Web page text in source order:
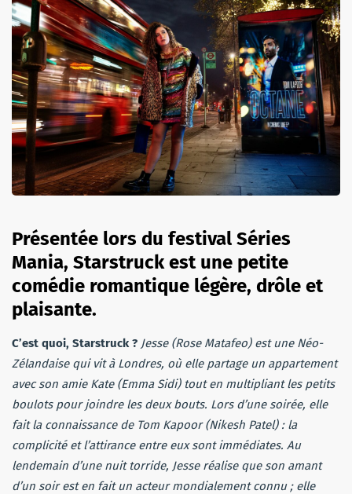
Présentée lors du festival Séries
Mania, Starstruck est une petite
comédie romantique légère, drôle et
plaisante.
C’est quoi, Starstruck ? Jesse (Rose Matafeo) est une Néo-
Zélandaise qui vit à Londres, où elle partage un appartement
avec son amie Kate (Emma Sidi) tout en multipliant les petits
boulots pour joindre les deux bouts. Lors d’une soirée, elle
fait la connaissance de Tom Kapoor (Nikesh Patel) : la
complicité et l’attirance entre eux sont immédiates. Au
lendemain d’une nuit torride, Jesse réalise que son amant
d’un soir est en fait un acteur mondialement connu ; elle